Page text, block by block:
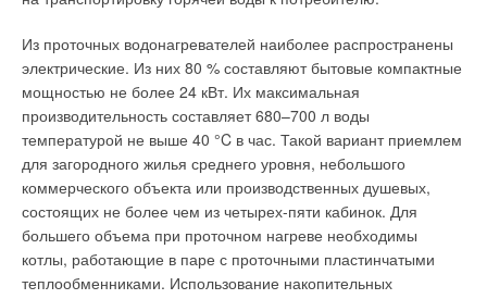
Из проточных водонагревателей наиболее распространены
электрические. Из них 80 % составляют бытовые компактные
мощностью не более 24 кВт. Их максимальная
производительность составляет 680–700 л воды
температурой не выше 40 °C в час. Такой вариант приемлем
для загородного жилья среднего уровня, небольшого
коммерческого объекта или производственных душевых,
состоящих не более чем из четырех-пяти кабинок. Для
большего объема при проточном нагреве необходимы
котлы, работающие в паре с проточными пластинчатыми
теплообменниками. Использование накопительных
раздельными теплообменниками (в двухконтурных моделях),
новейшей логикой управления и большим
жидкокристаллическим дисплеем.
Дизайн котлов серии Genus Premium является показателем
технологического совершенства, изысканные формы и
функциональность отражают качество, долговечность и
«расход утечек» не регистрируется водосчетчиками не в
узком диапазоне «от нуля до порога чувствительности», а в
два раза более широком диапазоне «от нуля до
минимального расхода». При этом величины
регистрируемых приборами объемов суточного потребления
воды жильцами и величины нерегистрируемых приборами
объемов суточных утечек становятся сопоставимыми.
Это наиболее вероятная причина появления описанных в
разных источниках информации ситуаций, когда при 100 %м
оснащении квартир приборами учета домовой небаланс